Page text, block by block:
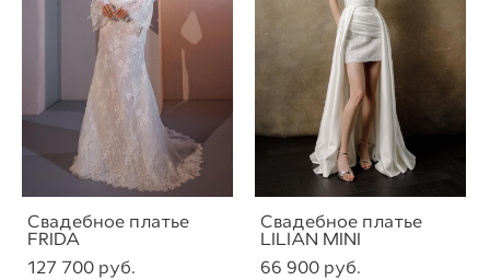
Свадебное платье
FRIDA
127 700 pуб.
Свадебное платье
LILIAN MINI
66 900 pуб.